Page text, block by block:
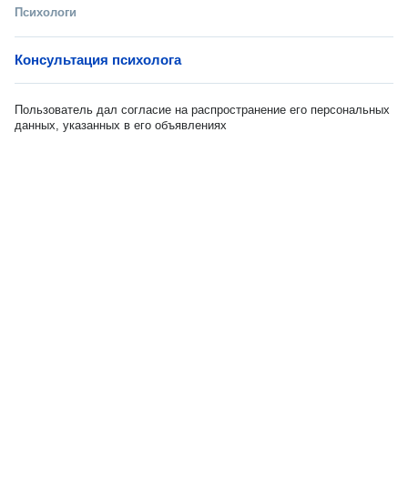
Психологи
Консультация психолога
Пользователь дал согласие на распространение его персональных
данных, указанных в его объявлениях